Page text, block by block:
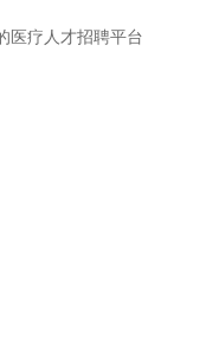
医疗人才招聘平台